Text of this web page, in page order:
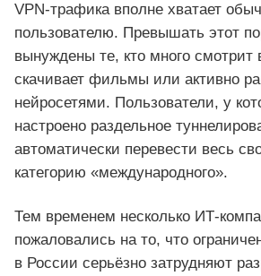
VPN‑трафика вполне хватает
пользователю. Превышать этот
вынуждены те, кто много смотрит
скачивает фильмы или активно
нейросетями. Пользователи, у
настроено раздельное
автоматически перевести весь
категорию «международного».
Тем временем несколько
пожаловались на то, что
в России серьёзно затрудняют